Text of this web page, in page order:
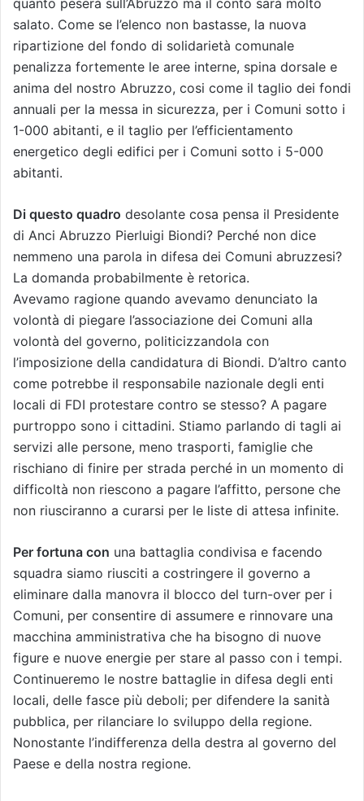
salato. Come se l’elenco non bastasse, la nuova
ripartizione del fondo di solidarietà comunale
penalizza fortemente le aree interne, spina dorsale e
anima del nostro Abruzzo, cosi come il taglio dei fondi
annuali per la messa in sicurezza, per i Comuni sotto i
1-000 abitanti, e il taglio per l’efficientamento
energetico degli edifici per i Comuni sotto i 5-000
abitanti.
Di questo quadro desolante cosa pensa il Presidente
di Anci Abruzzo Pierluigi Biondi? Perché non dice
nemmeno una parola in difesa dei Comuni abruzzesi?
La domanda probabilmente è retorica.
Avevamo ragione quando avevamo denunciato la
volontà di piegare l’associazione dei Comuni alla
volontà del governo, politicizzandola con
l’imposizione della candidatura di Biondi. D’altro canto
come potrebbe il responsabile nazionale degli enti
locali di FDI protestare contro se stesso? A pagare
purtroppo sono i cittadini. Stiamo parlando di tagli ai
servizi alle persone, meno trasporti, famiglie che
rischiano di finire per strada perché in un momento di
difficoltà non riescono a pagare l’affitto, persone che
non riusciranno a curarsi per le liste di attesa infinite.
Per fortuna con una battaglia condivisa e facendo
squadra siamo riusciti a costringere il governo a
eliminare dalla manovra il blocco del turn-over per i
Comuni, per consentire di assumere e rinnovare una
macchina amministrativa che ha bisogno di nuove
figure e nuove energie per stare al passo con i tempi.
Continueremo le nostre battaglie in difesa degli enti
locali, delle fasce più deboli; per difendere la sanità
pubblica, per rilanciare lo sviluppo della regione.
Nonostante l’indifferenza della destra al governo del
Paese e della nostra regione.